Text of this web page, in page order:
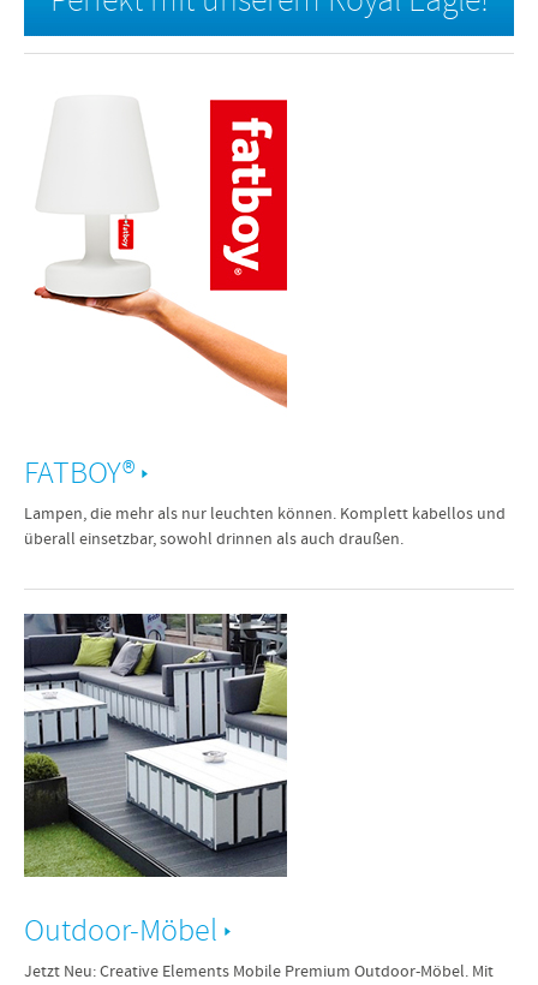
FATBOY®
Lampen, die mehr als nur leuchten können. Komplett kabellos und
überall einsetzbar, sowohl drinnen als auch draußen.
Outdoor-Möbel
Jetzt Neu: Creative Elements Mobile Premium Outdoor-Möbel. Mit